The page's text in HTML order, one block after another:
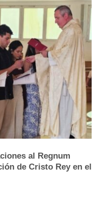
al Regnum
de Cristo Rey en el